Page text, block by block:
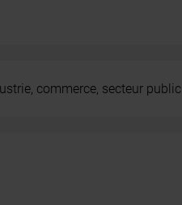
commerce, secteur public